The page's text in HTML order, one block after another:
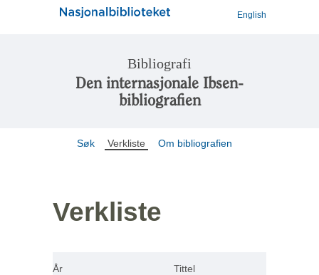
English
Bibliografi
Den internasjonale Ibsen-
bibliografien
Søk Verkliste Om bibliografien
Verkliste
År Tittel